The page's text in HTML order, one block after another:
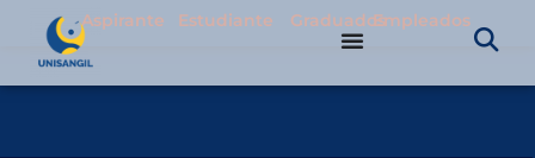
Aspirante Estudiante GraduadosEmpleados